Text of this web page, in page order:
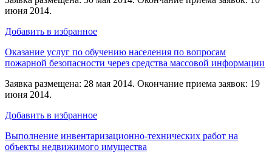
июня 2014.
Добавить в избранное
Оказание услуг по обучению населения по вопросам
пожарной безопасности через средства массовой информации
Заявка размещена: 28 мая 2014. Окончание приема заявок: 19
июня 2014.
Добавить в избранное
Выполнение инвентаризационно-технических работ на
объекты недвижимого имущества